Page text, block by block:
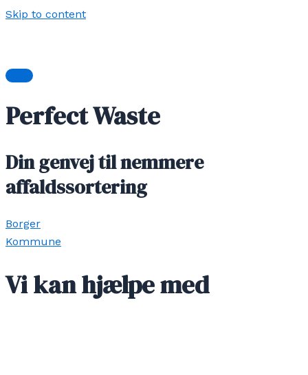
Skip to content
Perfect Waste
Din genvej til nemmere
affaldssortering
Borger
Kommune
Vi kan hjælpe med